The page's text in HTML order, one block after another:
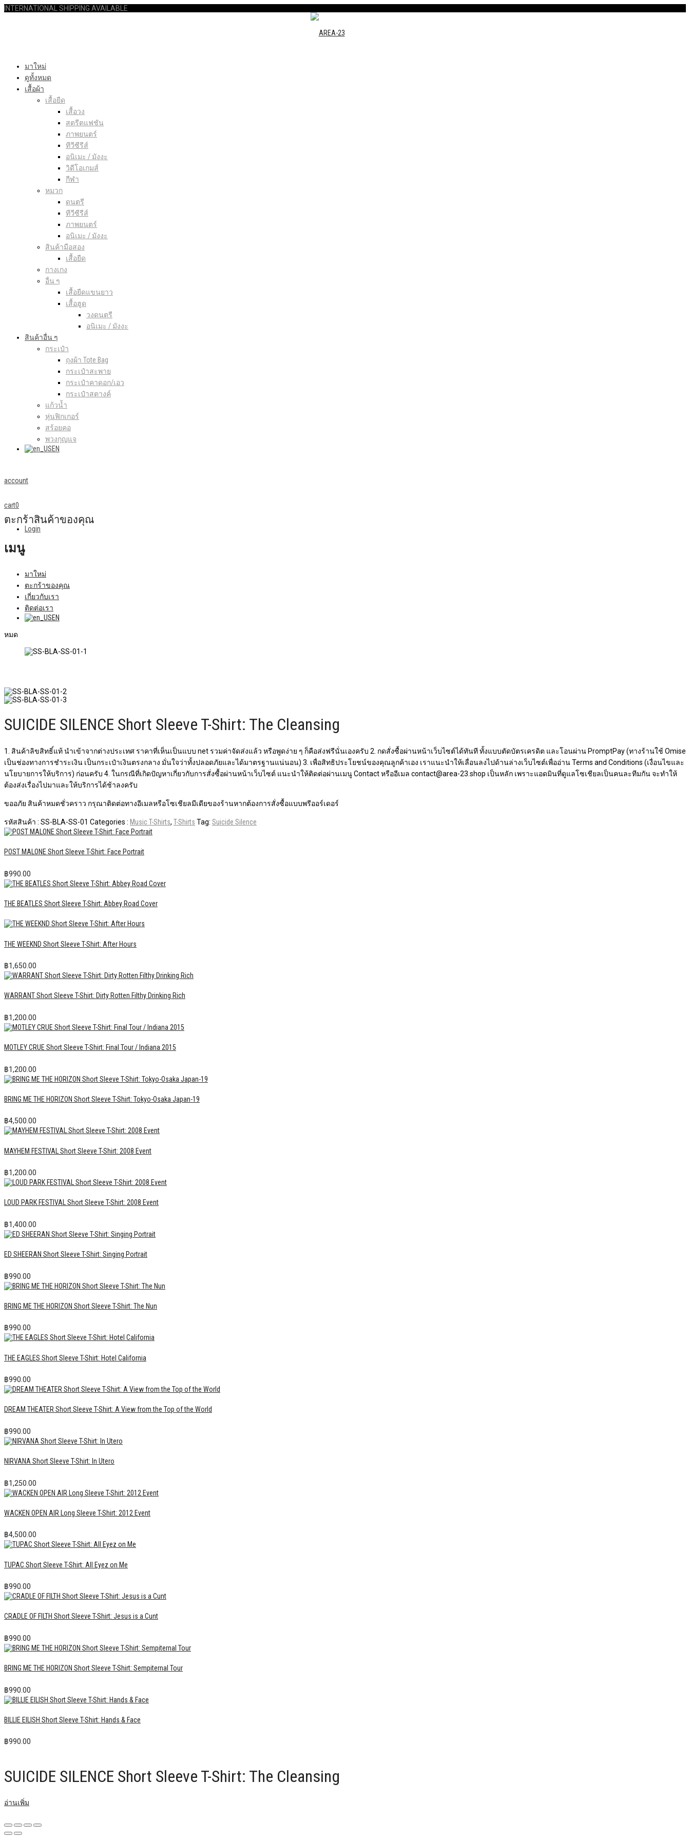
INTERNATIONAL SHIPPING AVAILABLE
มาใหม่
ดูทั้งหมด
เสื้อผ้า
เสื้อยืด
เสื้อวง
สตรีตแฟชัน
ภาพยนตร์
ทีวีซีรีส์
อนิเมะ / มังงะ
วิดีโอเกมส์
กีฬา
หมวก
ดนตรี
ทีวีซีรีส์
ภาพยนตร์
อนิเมะ / มังงะ
สินค้ามือสอง
เสื้อยืด
กางเกง
อื่น ๆ
เสื้อยืดแขนยาว
เสื้อฮูด
วงดนตรี
อนิเมะ / มังงะ
สินค้าอื่น ๆ
กระเป๋า
ถุงผ้า Tote Bag
กระเป๋าสะพาย
กระเป๋าคาดอก/เอว
กระเป๋าสตางค์
แก้วน้ำ
หุ่นฟิกเกอร์
สร้อยคอ
พวงกุญแจ
EN
account
Login
cart0
ตะกร้าสินค้าของคุณ
เมนู
มาใหม่
ตะกร้าของคุณ
เกี่ยวกับเรา
ติดต่อเรา
EN
หมด
SUICIDE SILENCE Short Sleeve T-Shirt: The Cleansing
1. สินค้าลิขสิทธิ์แท้ นำเข้าจากต่างประเทศ ราคาที่เห็นเป็นแบบ net รวมค่าจัดส่งแล้ว หรือพูดง่าย ๆ ก็คือส่งฟรีนั่นเองครับ 2. กดสั่งซื้อผ่านหน้าเว็บไซต์ได้ทันที ทั้งแบบตัดบัตรเครดิต และโอนผ่าน PromptPay (ทางร้านใช้ Omise
เป็นช่องทางการชำระเงิน เป็นกระเป๋าเงินตรงกลาง มั่นใจว่าทั้งปลอดภัยและได้มาตรฐานแน่นอน) 3. เพื่อสิทธิประโยชน์ของคุณลูกค้าเอง เราแนะนำให้เลื่อนลงไปด้านล่างเว็บไซต์เพื่ออ่าน Terms and Conditions (เงื่อนไขและ
นโยบายการให้บริการ) ก่อนครับ 4. ในกรณีที่เกิดปัญหาเกี่ยวกับการสั่งซื้อผ่านหน้าเว็บไซต์​ แนะนำให้ติดต่อผ่านเมนู Contact หรืออีเมล contact@area-23.shop เป็นหลัก เพราะแอดมินที่ดูแลโซเชียลเป็นคนละทีมกัน จะทำให้
ต้องส่งเรื่องไปมาและให้บริการได้ช้าลงครับ
ขออภัย สินค้าหมดชั่วคราว กรุณาติดต่อทางอีเมลหรือโซเชียลมีเดียของร้านหากต้องการสั่งซื้อแบบพรีออร์เดอร์
รหัสสินค้า : SS-BLA-SS-01 Categories : Music T-Shirts, T-Shirts Tag: Suicide Silence
POST MALONE Short Sleeve T-Shirt: Face Portrait
฿990.00
THE BEATLES Short Sleeve T-Shirt: Abbey Road Cover
THE WEEKND Short Sleeve T-Shirt: After Hours
฿1,650.00
WARRANT Short Sleeve T-Shirt: Dirty Rotten Filthy Drinking Rich
฿1,200.00
MOTLEY CRUE Short Sleeve T-Shirt: Final Tour / Indiana 2015
฿1,200.00
BRING ME THE HORIZON Short Sleeve T-Shirt: Tokyo-Osaka Japan-19
฿4,500.00
MAYHEM FESTIVAL Short Sleeve T-Shirt: 2008 Event
฿1,200.00
LOUD PARK FESTIVAL Short Sleeve T-Shirt: 2008 Event
฿1,400.00
ED SHEERAN Short Sleeve T-Shirt: Singing Portrait
฿990.00
BRING ME THE HORIZON Short Sleeve T-Shirt: The Nun
฿990.00
THE EAGLES Short Sleeve T-Shirt: Hotel California
฿990.00
DREAM THEATER Short Sleeve T-Shirt: A View from the Top of the World
฿990.00
NIRVANA Short Sleeve T-Shirt: In Utero
฿1,250.00
WACKEN OPEN AIR Long Sleeve T-Shirt: 2012 Event
฿4,500.00
TUPAC Short Sleeve T-Shirt: All Eyez on Me
฿990.00
CRADLE OF FILTH Short Sleeve T-Shirt: Jesus is a Cunt
฿990.00
BRING ME THE HORIZON Short Sleeve T-Shirt: Sempiternal Tour
฿990.00
BILLIE EILISH Short Sleeve T-Shirt: Hands & Face
฿990.00
SUICIDE SILENCE Short Sleeve T-Shirt: The Cleansing
อ่านเพิ่ม